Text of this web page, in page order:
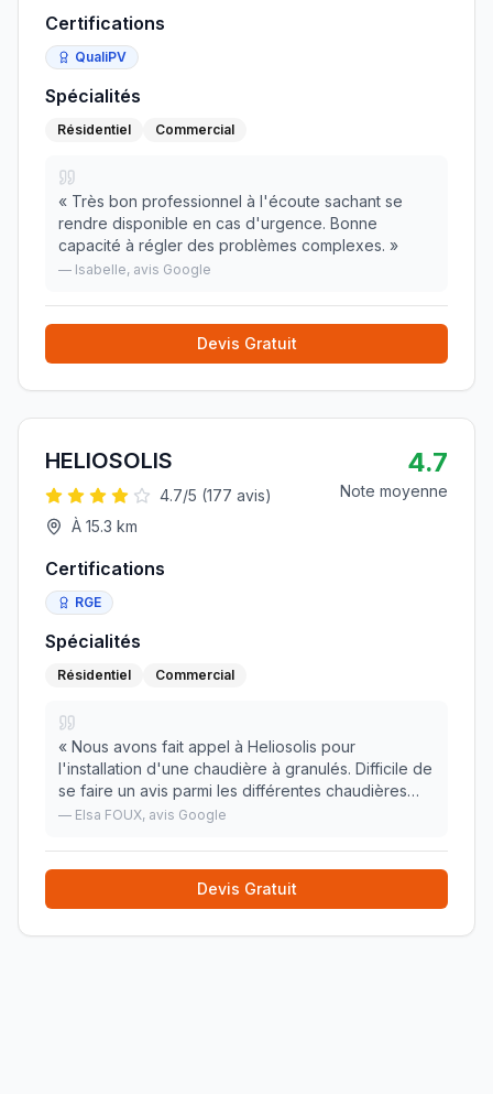
Certifications
QualiPV
Spécialités
Résidentiel Commercial
« Très bon professionnel à l'écoute sachant se
rendre disponible en cas d'urgence. Bonne
capacité à régler des problèmes complexes. »
— Isabelle, avis Google
Devis Gratuit
HELIOSOLIS
4.7/5 (177 avis)
À 15.3 km
4.7
Note moyenne
Certifications
RGE
Spécialités
Résidentiel Commercial
« Nous avons fait appel à Heliosolis pour
l'installation d'une chaudière à granulés. Difficile de
se faire un avis parmi les différentes chaudières
existantes sur le marché (Herz, Okofen, KVB...) La
— Elsa FOUX, avis Google
Devis Gratuit